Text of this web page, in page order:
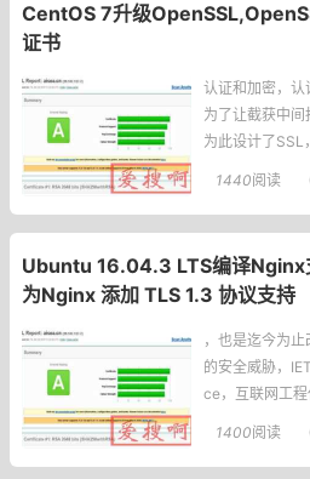
生openw
CentOS 7升级
证书
认证和加密，
为了让截获中间
为此设计了SSL
说就是在TCP
SL即是HTTPs
下CentOS如何
1440阅读
Ubuntu 16.04.3 LTS编译Nginx
为Nginx 添加 TLS 1.3 协议支持
，也是迄今为
的安全威胁，
ce，互联网工程
使其有望成为
S协议。
1400阅读